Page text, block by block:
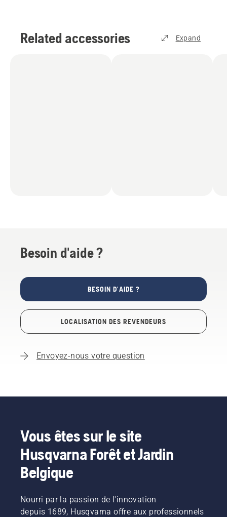
Related accessories Expand
Besoin d'aide ?
BESOIN D'AIDE ?
LOCALISATION DES REVENDEURS
Envoyez-nous votre question
Vous êtes sur le site
Husqvarna Forêt et Jardin
Belgique
Nourri par la passion de l'innovation
depuis 1689, Husqvarna offre aux professionnels